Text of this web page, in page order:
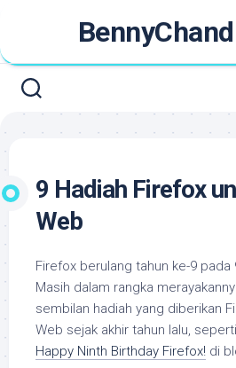
content
9 Hadiah Firefox
Web
Firefox berulang tahun ke-9 pada
Masih dalam rangka
sembilan hadiah yang diberikan
Web sejak akhir tahun lalu,
Happy Ninth Birthday Firefox! di